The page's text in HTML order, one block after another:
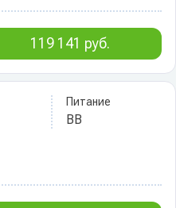
119 141 руб.
Питание
BB